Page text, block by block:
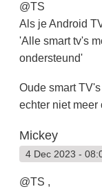
@TS
Als je Android
'Alle smart tv's
ondersteund'
Oude smart
echter niet meer
Mickey
4 Dec 2023 -
@TS ,